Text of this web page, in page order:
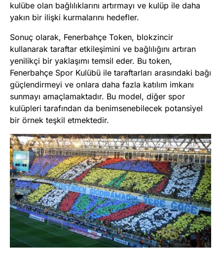
kulübe olan bağlılıklarını artırmayı ve kulüp ile daha
yakın bir ilişki kurmalarını hedefler​​.
Sonuç olarak, Fenerbahçe Token, blokzincir
kullanarak taraftar etkileşimini ve bağlılığını artıran
yenilikçi bir yaklaşımı temsil eder. Bu token,
Fenerbahçe Spor Kulübü ile taraftarları arasındaki bağı
güçlendirmeyi ve onlara daha fazla katılım imkanı
sunmayı amaçlamaktadır. Bu model, diğer spor
kulüpleri tarafından da benimsenebilecek potansiyel
bir örnek teşkil etmektedir.